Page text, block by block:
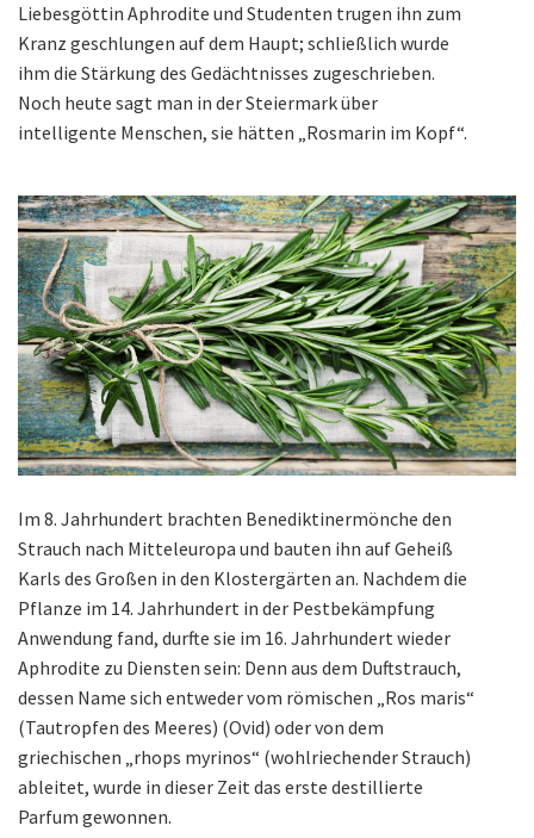
Liebesgöttin Aphrodite und Studenten trugen ihn zum
Kranz geschlungen auf dem Haupt; schließlich wurde
ihm die Stärkung des Gedächtnisses zugeschrieben.
Noch heute sagt man in der Steiermark über
intelligente Menschen, sie hätten „Rosmarin im Kopf“.
Im 8. Jahrhundert brachten Benediktinermönche den
Strauch nach Mitteleuropa und bauten ihn auf Geheiß
Karls des Großen in den Klostergärten an. Nachdem die
Pflanze im 14. Jahrhundert in der Pestbekämpfung
Anwendung fand, durfte sie im 16. Jahrhundert wieder
Aphrodite zu Diensten sein: Denn aus dem Duftstrauch,
dessen Name sich entweder vom römischen „Ros maris“
(Tautropfen des Meeres) (Ovid) oder von dem
griechischen „rhops myrinos“ (wohlriechender Strauch)
ableitet, wurde in dieser Zeit das erste destillierte
Parfum gewonnen.